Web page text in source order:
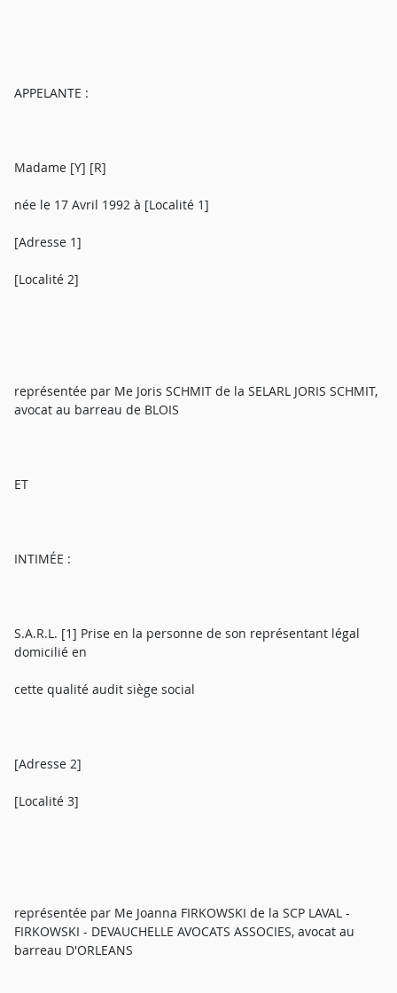
APPELANTE :
Madame [Y] [R]
née le 17 Avril 1992 à [Localité 1]
[Adresse 1]
[Localité 2]
représentée par Me Joris SCHMIT de la SELARL JORIS SCHMIT,
avocat au barreau de BLOIS
ET
INTIMÉE :
S.A.R.L. [1] Prise en la personne de son représentant légal
domicilié en
cette qualité audit siège social
[Adresse 2]
[Localité 3]
représentée par Me Joanna FIRKOWSKI de la SCP LAVAL -
FIRKOWSKI - DEVAUCHELLE AVOCATS ASSOCIES, avocat au
barreau D'ORLEANS